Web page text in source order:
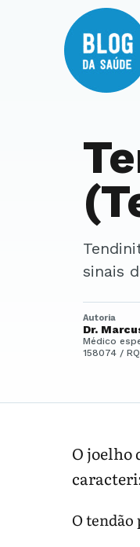
Tendinite patelar: entenda pontos principais, contexto clínico, cuidados e
sinais
Autoria
Dr.
Médico
158074 /
O joelho
O